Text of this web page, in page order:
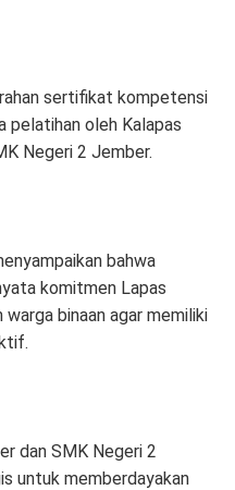
sertifikat kompetensi
pelatihan oleh Kalapas
Negeri 2 Jember.
bahwa
komitmen Lapas
binaan agar memiliki
dan SMK Negeri 2
untuk memberdayakan